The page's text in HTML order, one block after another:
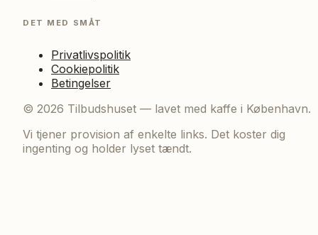
DET MED SMÅT
Privatlivspolitik
Cookiepolitik
Betingelser
© 2026 Tilbudshuset — lavet med kaffe i København.
Vi tjener provision af enkelte links. Det koster dig
ingenting og holder lyset tændt.